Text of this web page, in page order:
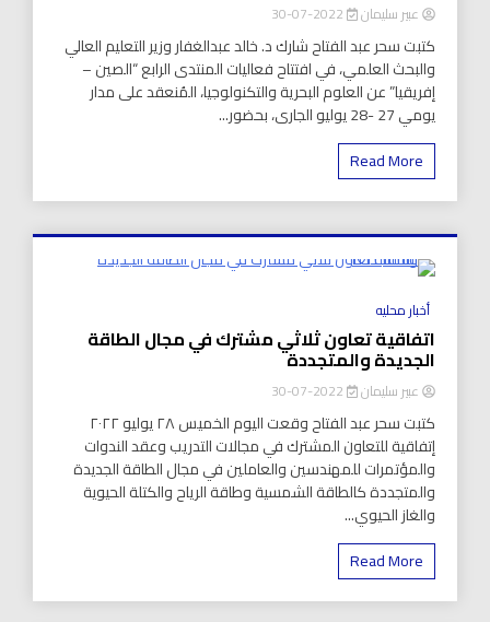
عبير سليمان
كتبت سحر عبد الفتاح شارك د. خالد عبدالغفار وزير التعليم العالي
والبحث العلمي، في افتتاح فعاليات المنتدى الرابع “الصين –
إفريقيا” عن العلوم البحرية والتكنولوجيا، المُنعقد على مدار
يومي 27 -28 يوليو الجارى، بحضور...
Read More
أخبار محليه
اتفاقية تعاون ثلاثي مشترك في مجال الطاقة
الجديدة والمتجددة
عبير سليمان
كتبت سحر عبد الفتاح وقعت اليوم الخميس ٢٨ يوليو ٢٠٢٢
إتفاقية للتعاون المشترك في مجالات التدريب وعقد الندوات
والمؤتمرات للمهندسين والعاملين في مجال الطاقة الجديدة
والمتجددة كالطاقة الشمسية وطاقة الرياح والكتلة الحيوية
والغاز الحيوي...
Read More